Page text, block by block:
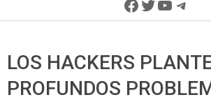
LOS HACKERS
PROFUNDOS